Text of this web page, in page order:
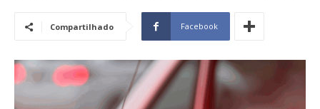
Compartilhado Facebook